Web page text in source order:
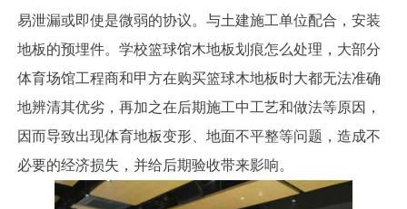
易泄漏或即使是微弱的协议。与土建施工单位配合，安装
地板的预埋件。学校篮球馆木地板划痕怎么处理，大部分
体育场馆工程商和甲方在购买篮球木地板时大都无法准确
地辨清其优劣，再加之在后期施工中工艺和做法等原因，
因而导致出现体育地板变形、地面不平整等问题，造成不
必要的经济损失，并给后期验收带来影响。